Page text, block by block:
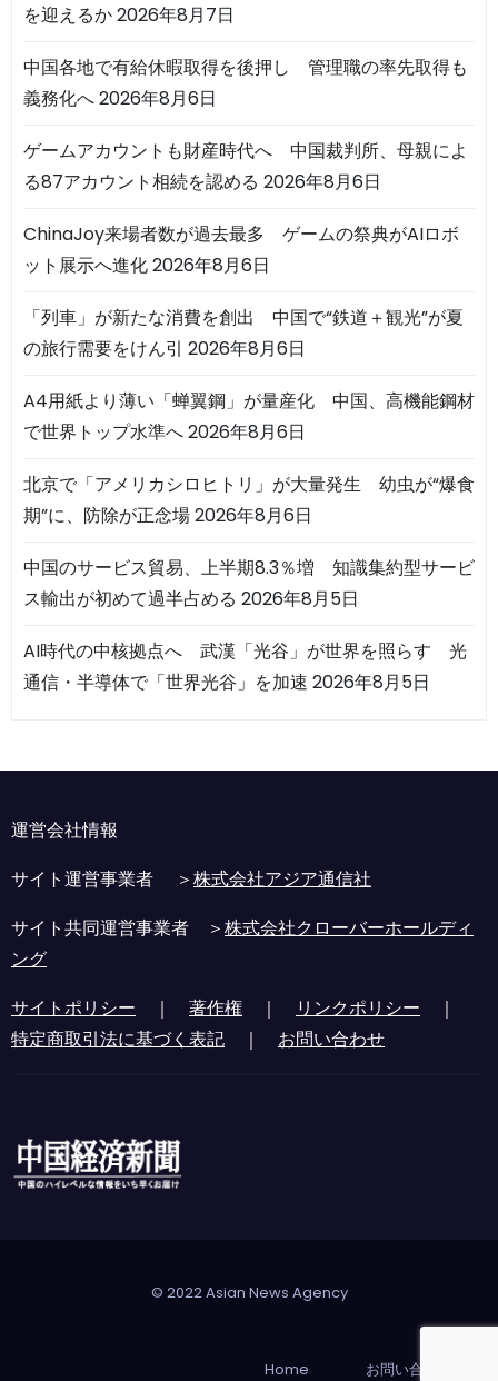
を迎えるか2026年8月7日
中国各地で有給休暇取得を後押し 管理職の率先取得も
義務化へ2026年8月6日
ゲームアカウントも財産時代へ 中国裁判所、母親によ
る87アカウント相続を認める 2026年8月6日
ChinaJoy来場者数が過去最多 ゲームの祭典がAIロボ
ット展示へ進化2026年8月6日
「列車」が新たな消費を創出 中国で“鉄道＋観光”が夏
の旅行需要をけん引 2026年8月6日
A4用紙より薄い「蝉翼鋼」が量産化 中国、高機能鋼材
で世界トップ水準へ2026年8月6日
北京で「アメリカシロヒトリ」が大量発生 幼虫が“爆食
期”に、防除が正念場2026年8月6日
中国のサービス貿易、上半期8.3％増 知識集約型サービ
ス輸出が初めて過半占める 2026年8月5日
AI時代の中核拠点へ 武漢「光谷」が世界を照らす 光
通信・半導体で「世界光谷」を加速 2026年8月5日
運営会社情報
サイト運営事業者 ＞株式会社アジア通信社
サイト共同運営事業者 ＞株式会社クローバーホールディ
ング
サイトポリシー ｜ 著作権 ｜ リンクポリシー ｜
特定商取引法に基づく表記 ｜ お問い合わせ
© 2022 Asian News Agency
Home お問い合わせ